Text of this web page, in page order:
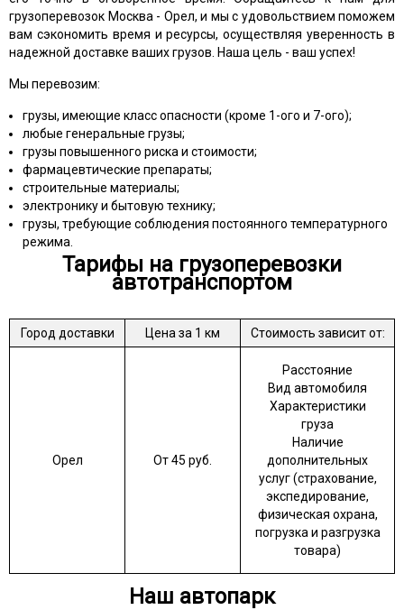
грузоперевозок Москва - Орел, и мы с удовольствием поможем
вам сэкономить время и ресурсы, осуществляя уверенность в
надежной доставке ваших грузов. Наша цель - ваш успех!
Мы перевозим:
грузы, имеющие класс опасности (кроме 1-ого и 7-ого);
любые генеральные грузы;
грузы повышенного риска и стоимости;
фармацевтические препараты;
строительные материалы;
электронику и бытовую технику;
грузы, требующие соблюдения постоянного температурного
режима.
Тарифы на грузоперевозки
автотранспортом
Город доставки Цена за 1 км Стоимость зависит от:
Орел От 45 руб.
Расстояние
Вид автомобиля
Характеристики
груза
Наличие
дополнительных
услуг (страхование,
экспедирование,
физическая охрана,
погрузка и разгрузка
товара)
Наш автопарк